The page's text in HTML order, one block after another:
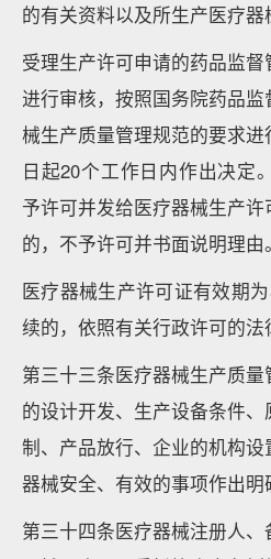
的有关资料以及所生产医疗器
受理生产许可申请的药品监
进行审核，按照国务院药品
械生产质量管理规范的要求
日起20个工作日内作出决定
予许可并发给医疗器械生产
的，不予许可并书面说明理由。
医疗器械生产许可证有效期
续的，依照有关行政许可的法
第三十三条医疗器械生产质
的设计开发、生产设备条件
制、产品放行、企业的机构
器械安全、有效的事项作出明
第三十四条医疗器械注册人